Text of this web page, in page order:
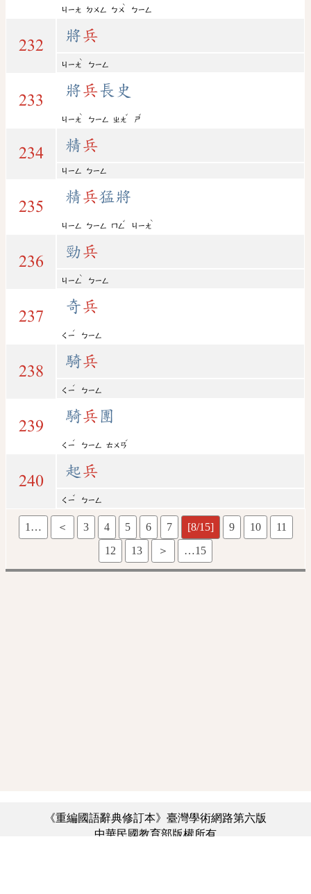
ㄐㄧㄤ ㄉㄨㄥ ㄅㄨ
ˋ
ㄅㄧㄥ
232
將兵
ㄐㄧㄤ
ˋ
ㄅㄧㄥ
233
將兵長史
ㄐㄧㄤ
ˋ
ㄅㄧㄥ ㄓㄤ
ˇ
ㄕ
ˇ
234 精兵
ㄐㄧㄥ ㄅㄧㄥ
235
精兵猛將
ㄐㄧㄥ ㄅㄧㄥ ㄇㄥ
ˇ
ㄐㄧㄤ
ˋ
236
勁兵
ㄐㄧㄥ
ˋ
ㄅㄧㄥ
237
奇兵
ㄑㄧ
ˊ
ㄅㄧㄥ
238
騎兵
ㄑㄧ
ˊ
ㄅㄧㄥ
239
騎兵團
ㄑㄧ
ˊ
ㄅㄧㄥ ㄊㄨㄢ
ˊ
240
起兵
ㄑㄧ
ˇ
ㄅㄧㄥ
1… ＜ 3 4 5 6 7 [8/15] 9 10
11
12
13 ＞ …15
《重編國語辭典修訂本》臺灣學術網路第六版
中華民國教育部版權所有